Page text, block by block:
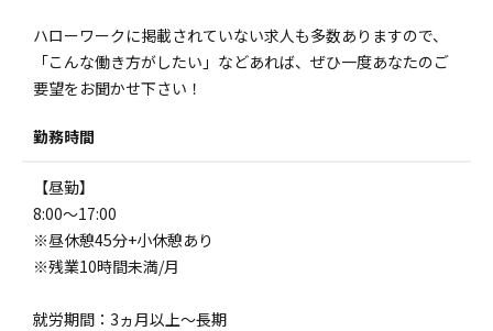
ハローワークに掲載されていない求人も多数ありますので、
「こんな働き方がしたい」などあれば、ぜひ一度あなたのご
要望をお聞かせ下さい！
勤務時間
【昼勤】
8:00～17:00
※昼休憩45分+小休憩あり
※残業10時間未満/月
就労期間：3ヵ月以上～長期